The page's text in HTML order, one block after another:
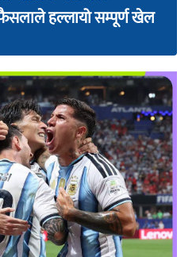
फैसलाले हल्लायो सम्पूर्ण खेल